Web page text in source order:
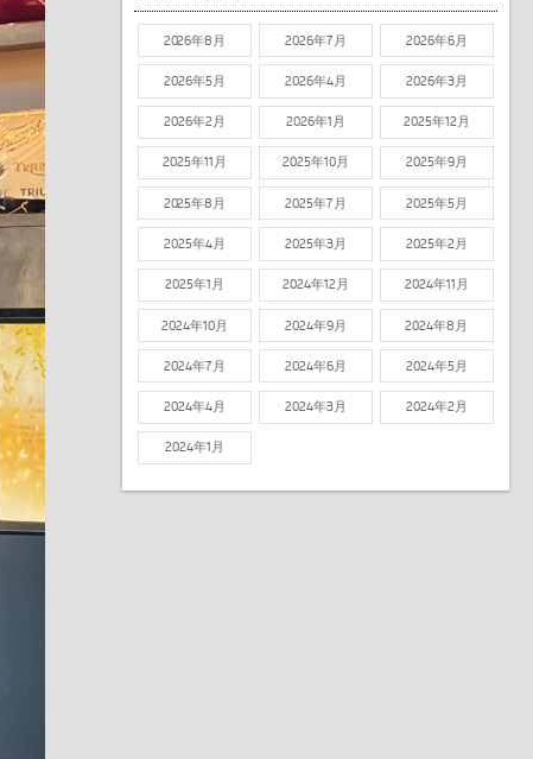
2026年8月 2026年7月 2026年6月
2026年5月 2026年4月 2026年3月
2026年2月 2026年1月 2025年12月
2025年11月 2025年10月 2025年9月
2025年8月 2025年7月 2025年5月
2025年4月 2025年3月 2025年2月
2025年1月 2024年12月 2024年11月
2024年10月 2024年9月 2024年8月
2024年7月 2024年6月 2024年5月
2024年4月 2024年3月 2024年2月
2024年1月